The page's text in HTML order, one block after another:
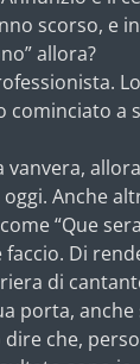
scorso, e
allora?
a
vanvera,
Anche
“Que
Di
di
porta,
che,